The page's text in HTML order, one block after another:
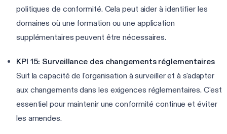
politiques de conformité. Cela peut aider à identifier les
domaines où une formation ou une application
supplémentaires peuvent être nécessaires.
KPI 15: Surveillance des changements réglementaires
Suit la capacité de l'organisation à surveiller et à s'adapter
aux changements dans les exigences réglementaires. C'est
essentiel pour maintenir une conformité continue et éviter
les amendes.